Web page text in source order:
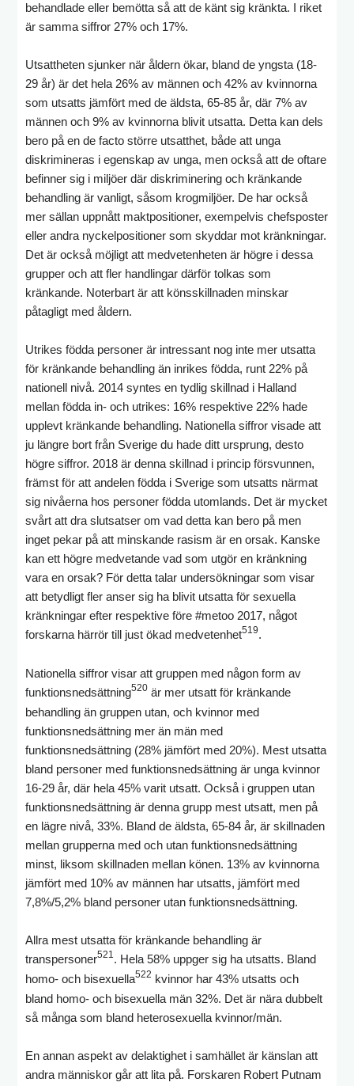
behandlade eller bemötta så att de känt sig kränkta. I riket
är samma siffror 27% och 17%.
Utsattheten sjunker när åldern ökar, bland de yngsta (18-
29 år) är det hela 26% av männen och 42% av kvinnorna
som utsatts jämfört med de äldsta, 65-85 år, där 7% av
männen och 9% av kvinnorna blivit utsatta. Detta kan dels
bero på en de facto större utsatthet, både att unga
diskrimineras i egenskap av unga, men också att de oftare
befinner sig i miljöer där diskriminering och kränkande
behandling är vanligt, såsom krogmiljöer. De har också
mer sällan uppnått maktpositioner, exempelvis chefsposter
eller andra nyckelpositioner som skyddar mot kränkningar.
Det är också möjligt att medvetenheten är högre i dessa
grupper och att fler handlingar därför tolkas som
kränkande. Noterbart är att könsskillnaden minskar
påtagligt med åldern.
Utrikes födda personer är intressant nog inte mer utsatta
för kränkande behandling än inrikes födda, runt 22% på
nationell nivå. 2014 syntes en tydlig skillnad i Halland
mellan födda in- och utrikes: 16% respektive 22% hade
upplevt kränkande behandling. Nationella siffror visade att
ju längre bort från Sverige du hade ditt ursprung, desto
högre siffror. 2018 är denna skillnad i princip försvunnen,
främst för att andelen födda i Sverige som utsatts närmat
sig nivåerna hos personer födda utomlands. Det är mycket
svårt att dra slutsatser om vad detta kan bero på men
inget pekar på att minskande rasism är en orsak. Kanske
kan ett högre medvetande vad som utgör en kränkning
vara en orsak? För detta talar undersökningar som visar
att betydligt fler anser sig ha blivit utsatta för sexuella
kränkningar efter respektive före #metoo 2017, något
forskarna härrör till just ökad medvetenhet519.
Nationella siffror visar att gruppen med någon form av
funktionsnedsättning520 är mer utsatt för kränkande
behandling än gruppen utan, och kvinnor med
funktionsnedsättning mer än män med
funktionsnedsättning (28% jämfört med 20%). Mest utsatta
bland personer med funktionsnedsättning är unga kvinnor
16-29 år, där hela 45% varit utsatt. Också i gruppen utan
funktionsnedsättning är denna grupp mest utsatt, men på
en lägre nivå, 33%. Bland de äldsta, 65-84 år, är skillnaden
mellan grupperna med och utan funktionsnedsättning
minst, liksom skillnaden mellan könen. 13% av kvinnorna
jämfört med 10% av männen har utsatts, jämfört med
7,8%/5,2% bland personer utan funktionsnedsättning.
Allra mest utsatta för kränkande behandling är
transpersoner521. Hela 58% uppger sig ha utsatts. Bland
homo- och bisexuella522 kvinnor har 43% utsatts och
bland homo- och bisexuella män 32%. Det är nära dubbelt
så många som bland heterosexuella kvinnor/män.
En annan aspekt av delaktighet i samhället är känslan att
andra människor går att lita på. Forskaren Robert Putnam